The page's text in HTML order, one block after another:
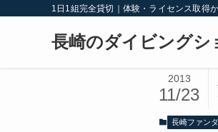
1日1組完全貸切｜体験・ライセンス取得
長崎のダイビングシ
2013
11/23
長崎ファン